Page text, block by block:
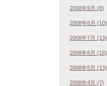
2008年9月 (8)
2008年8月 (10)
2008年7月 (13)
2008年6月 (18)
2008年5月 (13)
2008年4月 (7)